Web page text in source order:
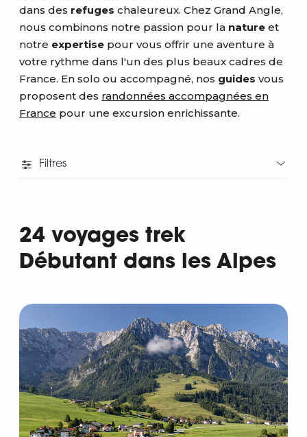
dans des refuges chaleureux. Chez Grand Angle,
nous combinons notre passion pour la nature et
notre expertise pour vous offrir une aventure à
votre rythme dans l'un des plus beaux cadres de
France. En solo ou accompagné, nos guides vous
proposent des randonnées accompagnées en
France pour une excursion enrichissante.
Filtres
Départ
24 voyages trek
Débutant dans les Alpes